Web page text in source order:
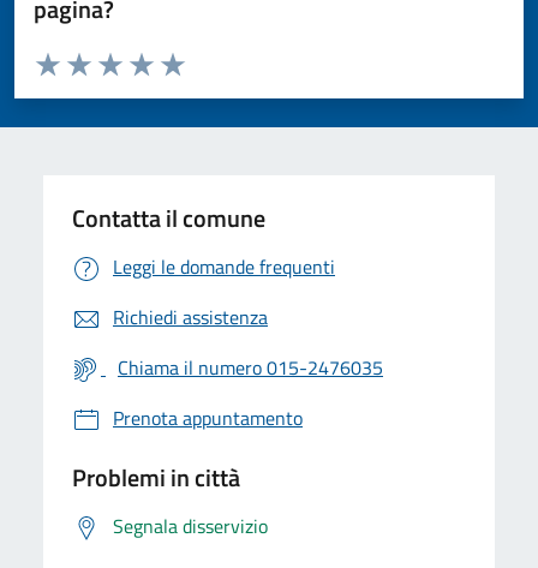
pagina?
Valuta da 1 a 5 stelle la pagina
Valuta 5 stelle su 5
Valuta 4 stelle su 5
Valuta 3 stelle su 5
Valuta 2 stelle su 5
Valuta 1 stelle su 5
Contatta il comune
Leggi le domande frequenti
Richiedi assistenza
Chiama il numero 015-2476035
Prenota appuntamento
Problemi in città
Segnala disservizio